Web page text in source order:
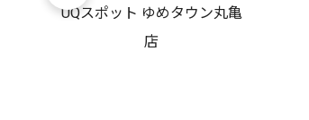
UQスポット ゆめタウン丸亀
店